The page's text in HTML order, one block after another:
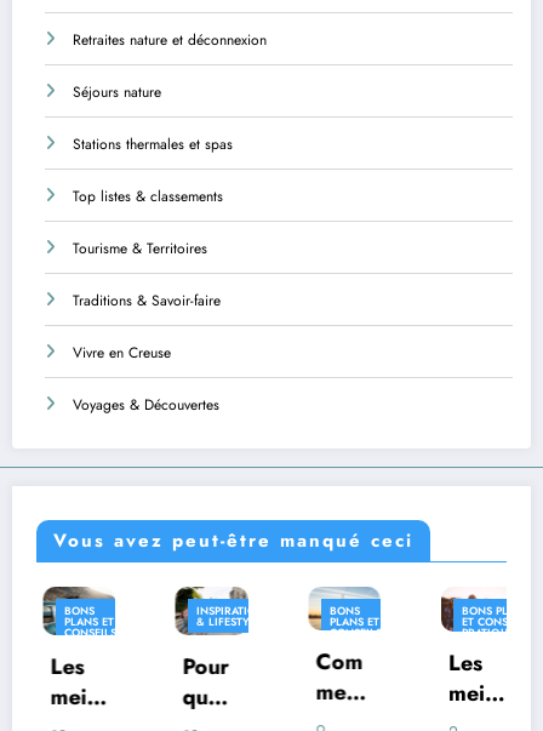
Retraites nature et déconnexion
Séjours nature
Stations thermales et spas
Top listes & classements
Tourisme & Territoires
Traditions & Savoir-faire
Vivre en Creuse
Voyages & Découvertes
Vous avez peut-être manqué ceci
INSPIRATION
& LIFESTYLE
Pour
quoi
BONS
PLANS ET
CONSEILS
Com
ment
BONS PLANS
ET CONSEILS
PRATIQUES
INSPIRATION
& LIFESTYLE
Les
meill
& LIFESTYLE
Où
vivre